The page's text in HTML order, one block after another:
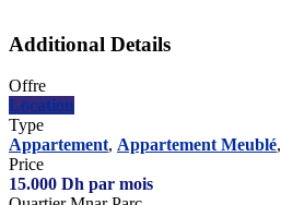
Additional Details
Offre
Location
Type
Appartement, Appartement Meublé,
Price
15.000 Dh par mois